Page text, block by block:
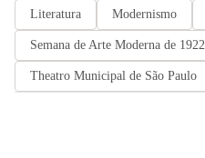
Literatura Modernismo
Semana de Arte Moderna de 1922
Theatro Municipal de São Paulo